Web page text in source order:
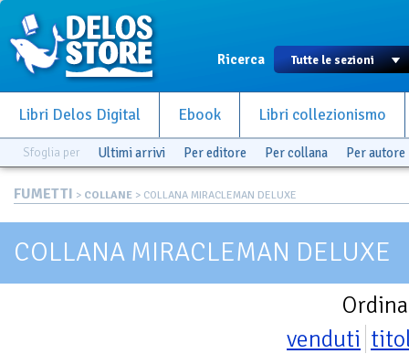
Ricerca
Libri Delos Digital Ebook Libri collezionismo
Sfoglia per Ultimi arrivi Per editore Per collana Per autore
FUMETTI > COLLANE > COLLANA MIRACLEMAN DELUXE
COLLANA MIRACLEMAN DELUXE
venduti